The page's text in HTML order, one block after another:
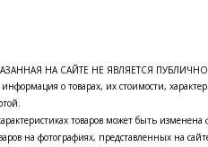
НА САЙТЕ НЕ ЯВЛЯЕТСЯ
о товарах, их стоимости,
товаров может быть
на фотографиях, представленных на